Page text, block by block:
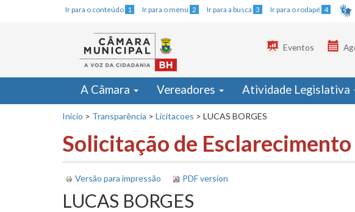
Ir para o conteúdo 1 Ir para o menu 2 Ir para a busca 3 Ir para o rodapé 4
Eventos
A Câmara Vereadores Atividade Legislativa
Início > Transparência > Licitacoes > LUCAS BORGES
Solicitação de
Versão para impressão PDF version
LUCAS BORGES